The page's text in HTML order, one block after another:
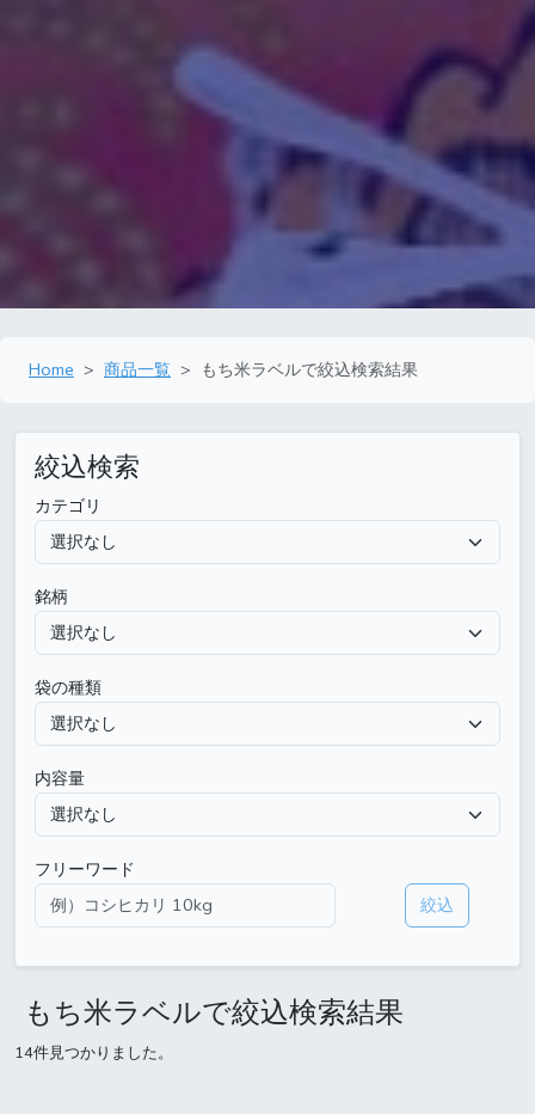
Home 商品一覧 もち米ラベルで絞込検索結果
絞込検索
カテゴリ
銘柄
袋の種類
内容量
フリーワード
絞込
もち米ラベルで絞込検索結果
14件見つかりました。